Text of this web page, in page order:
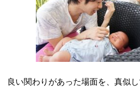
良い関わりがあった場面を、真似し